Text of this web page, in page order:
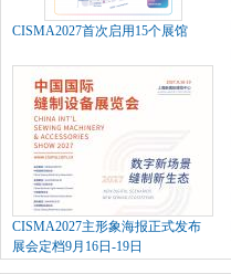
CISMA2027首次启用15个展馆
CISMA2027主形象海报正式发布
展会定档9月16日-19日